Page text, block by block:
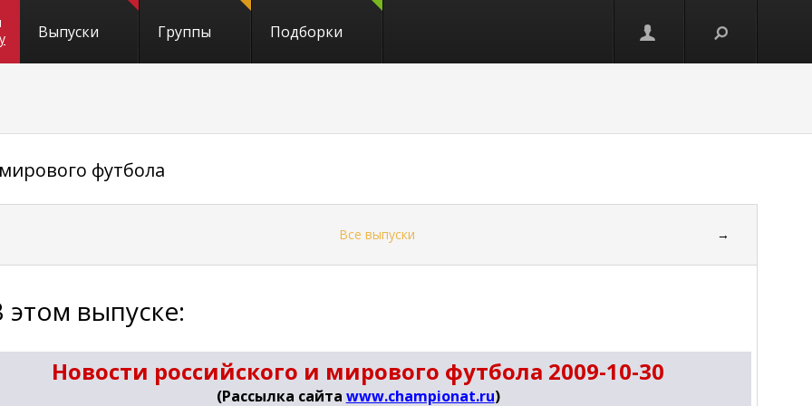
Выпуски Группы Подборки
футбола
Все выпуски →
этом выпуске:
Новости российского и мирового футбола 2009-10-30
(Рассылка сайта www.championat.ru)